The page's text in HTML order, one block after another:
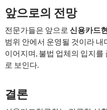
앞으로의 전망
전문가들은 앞으로 신용카드
범위 안에서 운영될 것이라
이어지며, 불법 업체의 입지
로 보인다.
결론